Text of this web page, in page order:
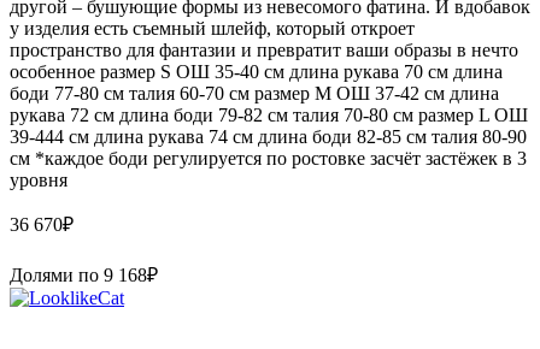
другой – бушующие формы из невесомого фатина. И вдобавок
у изделия есть съемный шлейф, который откроет
пространство для фантазии и превратит ваши образы в нечто
особенное размер S ОШ 35-40 см длина рукава 70 см длина
боди 77-80 см талия 60-70 см размер M ОШ 37-42 см длина
рукава 72 см длина боди 79-82 см талия 70-80 см размер L ОШ
39-444 см длина рукава 74 см длина боди 82-85 см талия 80-90
см *каждое боди регулируется по ростовке засчёт застёжек в 3
уровня
36 670₽
Долями по 9 168₽